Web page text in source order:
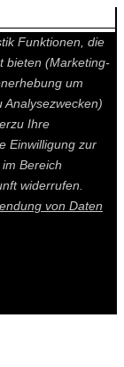
gesetzt.
Funktionen, die
bieten (Marketing-
um
Ihre
Einwilligung zur
Bereich
widerrufen.
von Daten